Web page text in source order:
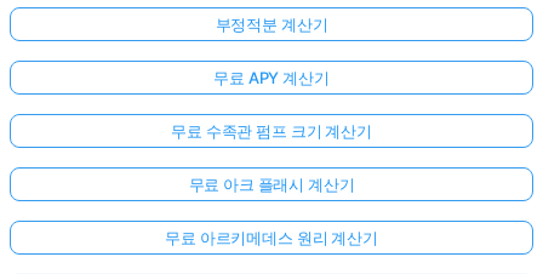
부정적분 계산기
무료 APY 계산기
무료 수족관 펌프 크기 계산기
무료 아크 플래시 계산기
무료 아르키메데스 원리 계산기